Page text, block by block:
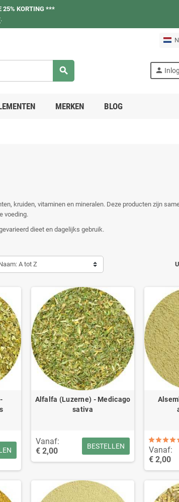
25% KORTING ***
.
search person
MERKEN BLOG
kruiden, vitaminen en mineralen. Deze producten zijn
voeding.
dieet en dagelijks gebruik.
A tot Z
Alfalfa (Luzerne) - Medicago
sativa
Vanaf:
€ 2,00
BESTELLEN
Vanaf:
€ 2,00